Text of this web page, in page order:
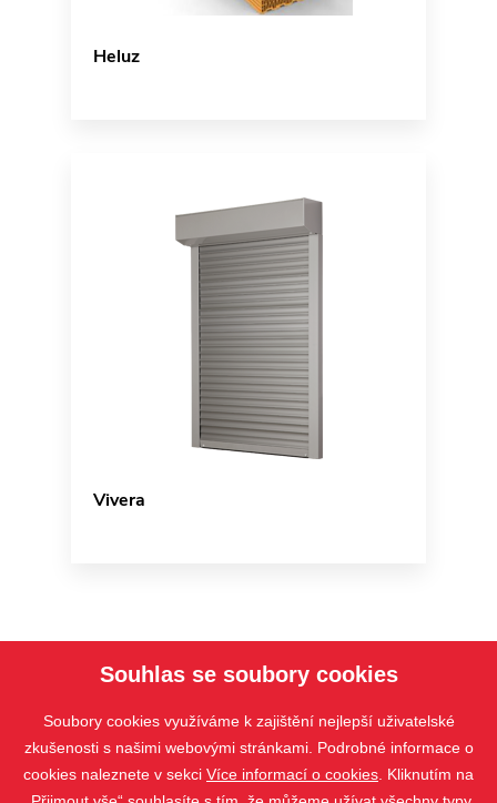
Heluz
Vivera
Souhlas se soubory cookies
Soubory cookies využíváme k zajištění nejlepší uživatelské
zkušenosti s našimi webovými stránkami. Podrobné informace o
cookies naleznete v sekci Více informací o cookies . Kliknutím na